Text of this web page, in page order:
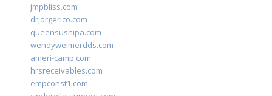
jmpbliss.com
drjorgerico.com
queensushipa.com
wendyweimerdds.com
ameri-camp.com
hrsreceivables.com
empconst1.com